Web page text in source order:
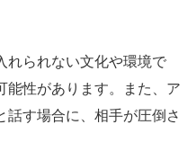
れられない文化や環境で
能性があります。また、ア
す場合に、相手が圧倒さ